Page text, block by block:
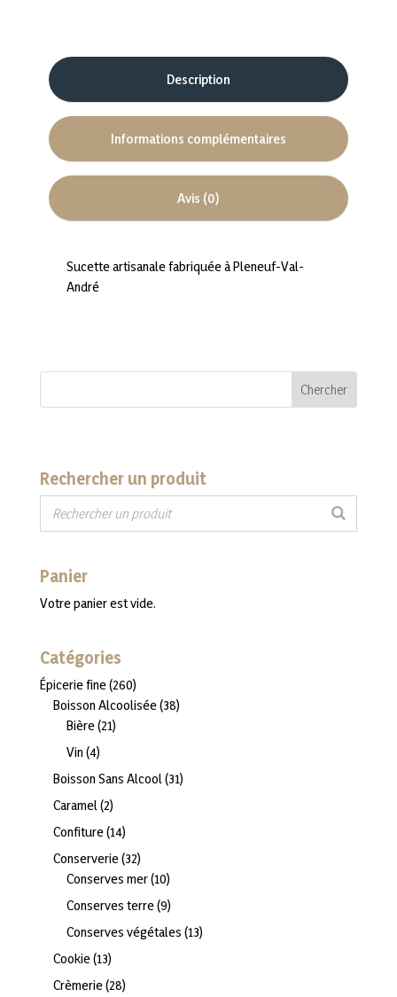
Description
Informations complémentaires
Avis (0)
Sucette artisanale fabriquée à Pleneuf-Val-
André
Rechercher un produit
Panier
Votre panier est vide.
Catégories
Épicerie fine 260260
produits
Boisson Alcoolisée 3838
Bière 2121
Vin 44
produits
Boisson Sans Alcool 3131
Caramel 22
produits
Confiture 1414
produits
Conserverie 3232
produits
Conserves mer 1010
produits
Conserves terre 99
produits
Conserves végétales 1313
Cookie 1313
produits
Crèmerie 2828